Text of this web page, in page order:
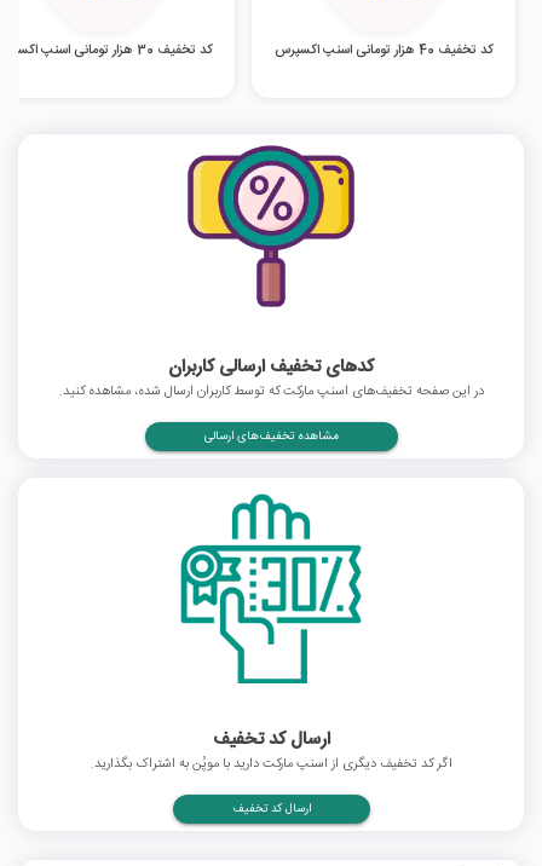
کد تخفیف 40 هزار تومانی اسنپ اکسپرس کد تخفیف 30 هزار تومانی اسنپ اکسپرس
کدهای تخفیف ارسالی کاربران
در این صفحه تخفیف‌های اسنپ مارکت که توسط کاربران ارسال شده، مشاهده کنید.
مشاهده تخفیف‌های ارسالی
ارسال کد تخفیف
اگر کد تخفیف دیگری از اسنپ مارکت دارید با موپُن به اشتراک بگذارید.
ارسال کد تخفیف